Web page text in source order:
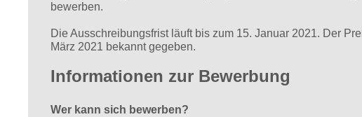
bewerben.
Die Ausschreibungsfrist läuft bis zum 15. Januar 2021. Der
März 2021 bekannt gegeben.
Informationen zur Bewerbung
Wer kann sich bewerben?